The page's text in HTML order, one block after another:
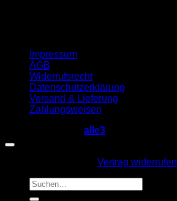
Impressum
AGB
Widerrufsrecht
Datenschutzerklärung
Versand & Lieferung
Zahlungsweisen
alle3
Vertrag widerrufen
Suche
nach: